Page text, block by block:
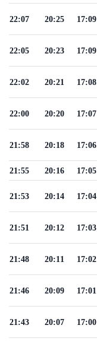
17:09
20:25
22:07
17:09
20:23
22:05
17:08
20:21
22:02
17:07
20:20
22:00
17:06
20:18
21:58
17:05
20:16
21:55
17:04
20:14
21:53
17:03
20:12
21:51
17:02
20:11
21:48
17:01
20:09
21:46
17:00
20:07
21:43